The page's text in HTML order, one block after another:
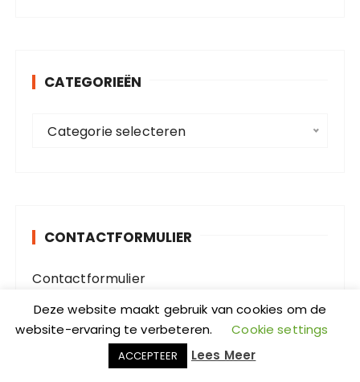
CATEGORIEËN
r
e
ë
n
Categorie selecteren
CONTACTFORMULIER
Contactformulier
vereiste velden
Deze website maakt gebruik van cookies om de
website-ervaring te verbeteren.
Cookie settings
ACCEPTEER Lees Meer